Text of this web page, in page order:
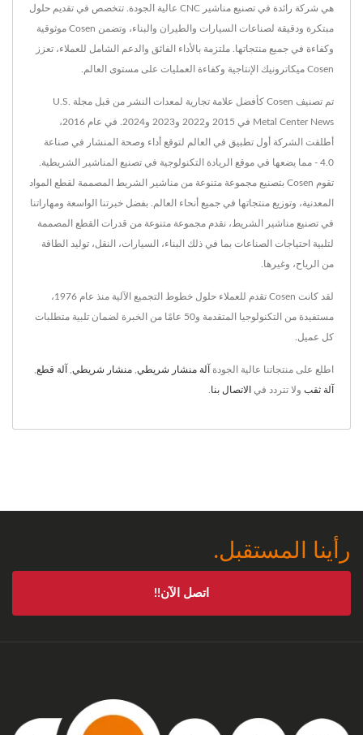
هي شركة رائدة في تصنيع مناشير CNC عالية الجودة. تتخصص في تقديم حلول
مبتكرة ودقيقة لصناعات السيارات والطيران والبناء، وتضمن Cosen موثوقية
وكفاءة في جميع منتجاتها. ملتزمة بالأداء الفائق والدعم الشامل للعملاء، تعزز
Cosen ميكاترونيك الإنتاجية وكفاءة العمليات على مستوى العالم.
تم تصنيف Cosen كأفضل علامة تجارية لمعدات النشر من قبل مجلة U.S.
Metal Center News في 2015 و2022 و2023 و2024. في عام 2016،
أطلقت الشركة أول تطبيق في العالم لتوقع أداء وصحة المنشار في صناعة
4.0 - مما يضعها في موقع الريادة التكنولوجية في تصنيع المناشير الشريطية.
تقوم Cosen بتصنيع مجموعة متنوعة من مناشير الشريط المصممة لقطع المواد
المعدنية، وتوزيع منتجاتها في جميع أنحاء العالم. بفضل خبرتنا الواسعة ومهاراتنا
في تصنيع مناشير الشريط، نقدم مجموعة متنوعة من قدرات القطع المصممة
لتلبية احتياجات الصناعات بما في ذلك البناء، السيارات، النقل، توليد الطاقة
من الرياح، وغيرها.
لقد كانت Cosen تقدم للعملاء حلول خطوط التجميع الآلية منذ عام 1976،
مستفيدة من التكنولوجيا المتقدمة و50 عامًا من الخبرة لضمان تلبية متطلبات
كل عميل.
اطلع على منتجاتنا عالية الجودة آلة منشار شريطي منشار شريطي آلة قطع
آلة ثقب ولا تتردد في الاتصال بنا
رأينا المستقبل.
اتصل الآن!!